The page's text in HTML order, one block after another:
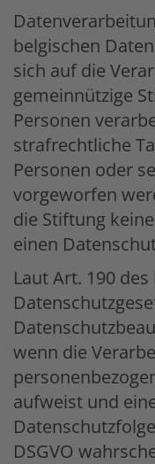
belgischen
sich auf die
gemeinnützige
Personen
strafrechtliche
Personen oder
vorgeworfen
die Stiftung
einen
Laut Art. 190
wenn die
aufweist und
DSGVO